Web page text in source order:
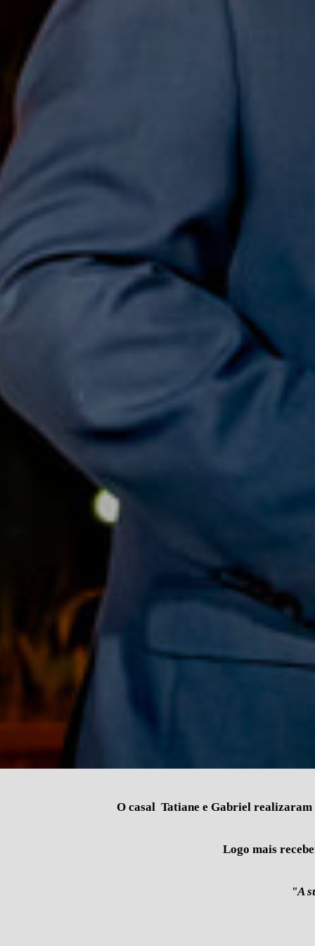
O casal Tatiane e Gabriel realizaram
Logo mais
"A